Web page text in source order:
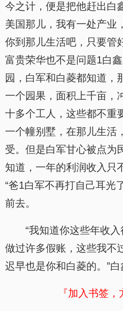
今之计，便是把他赶出白
美国那儿，我有一处产业
你到那儿生活吧，只要管
富贵荣华也不是问题1白
园，白军和白菱都知道，
一个园果，面积上千亩，
十多个工人，这些都不重
一个幢别墅，在那儿生活
受。但是白军甘心被点为
知道，一年的利润收入只
“爸1白军不再打自己耳光
前去。
“我知道你这些年收
做过许多假账，这些我不
迟早也是你和白菱的。”
『加入书签，